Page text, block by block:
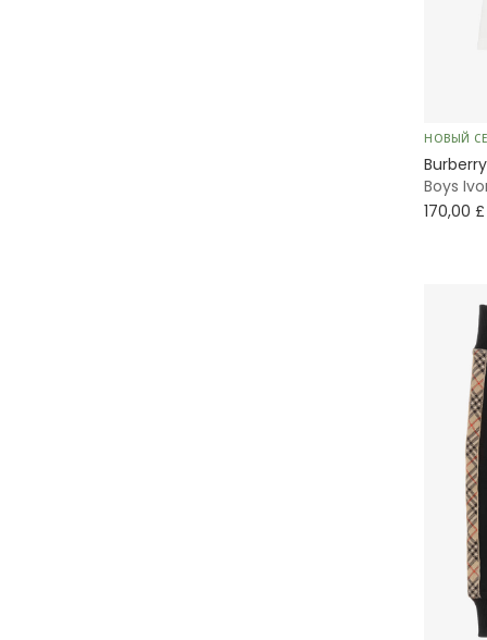
НОВЫЙ
Burberry
Boys
170,00 £